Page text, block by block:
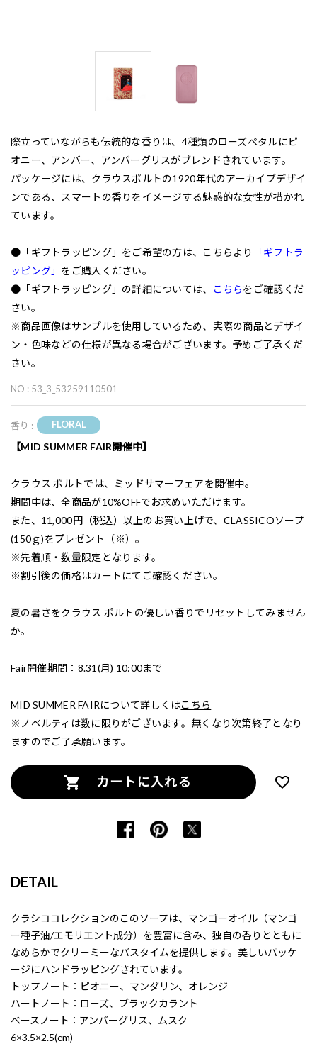
際立っていながらも伝統的な香りは、4種類のローズぺタルにピ
オニー、アンバー、アンバーグリスがブレンドされています。
パッケージには、クラウスポルトの1920年代のアーカイブデザイ
ンである、スマートの香りをイメージする魅惑的な女性が描かれ
ています。
●「ギフトラッピング」をご希望の方は、こちらより
「ギフトラ
ッピング」 をご購入ください。
●「ギフトラッピング」の詳細については、
こちらをご確認くだ
さい。
※商品画像はサンプルを使用しているため、実際の商品とデザイ
ン・色味などの仕様が異なる場合がございます。予めご了承くだ
さい。
NO : 53_3_53259110501
香り : FLORAL
【MID SUMMER FAIR開催中】
クラウス ポルトでは、ミッドサマーフェアを開催中。
期間中は、全商品が10%OFFでお求めいただけます。
また、11,000円（税込）以上のお買い上げで、CLASSICOソープ
(150ｇ)をプレゼント（※）。
※先着順・数量限定となります。
※割引後の価格はカートにてご確認ください。
夏の暑さをクラウス ポルトの優しい香りでリセットしてみません
か。
Fair開催期間：8.31(月) 10:00まで
MID SUMMER FAIRについて詳しくはこちら
※ノベルティは数に限りがございます。無くなり次第終了となり
ますのでご了承願います。
カートに入れる
DETAIL
クラシココレクションのこのソープは、マンゴーオイル（マンゴ
ー種子油/エモリエント成分）を豊富に含み、独自の香りとともに
なめらかでクリーミーなバスタイムを提供します。美しいパッケ
ージにハンドラッピングされています。
トップノート：ピオニー、マンダリン、オレンジ
ハートノート：ローズ、ブラックカラント
ベースノート：アンバーグリス、ムスク
6×3.5×2.5(cm)